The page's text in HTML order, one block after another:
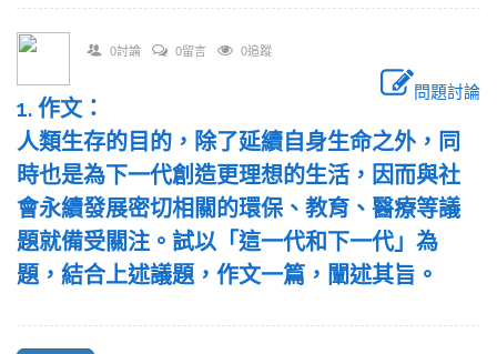
0討論 0留言 0追蹤
問題討論
1. 作文：
人類生存的目的，除了延續自身生命之外，同
時也是為下一代創造更理想的生活，因而與社
會永續發展密切相關的環保、教育、醫療等議
題就備受關注。試以「這一代和下一代」為
題，結合上述議題，作文一篇，闡述其旨。